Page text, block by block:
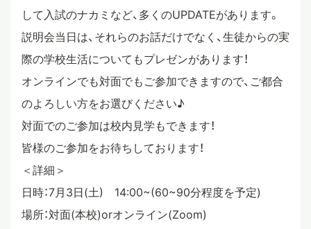
して入試のナカミなど、多くのUPDATEがあります。
説明会当日は、それらのお話だけでなく、生徒からの実
際の学校生活についてもプレゼンがあります！
オンラインでも対面でもご参加できますので、ご都合
のよろしい方をお選びください♪
対面でのご参加は校内見学もできます！
皆様のご参加をお待ちしております！
＜詳細＞
日時：7月3日(土) 14:00~(60~90分程度を予定)
場所：対面(本校)orオンライン(Zoom)